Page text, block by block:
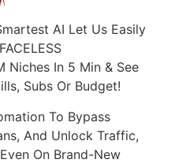
AI Let Us Easily
Niches In 5 Min & See
Subs Or Budget!
To Bypass
And Unlock Traffic,
On Brand-New